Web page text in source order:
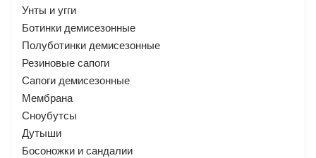
Унты и угги
Ботинки демисезонные
Полуботинки демисезонные
Резиновые сапоги
Сапоги демисезонные
Мембрана
Сноубутсы
Дутыши
Босоножки и сандалии